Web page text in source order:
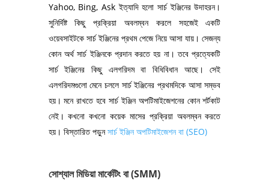
Yahoo, Bing, Ask ইত্যাদি হলো সার্চ ইঞ্জিনের উদাহরন।
সুনির্দিষ্ট কিছু প্রক্রিয়া অবলম্বন করলে সহজেই একটি
ওয়েবসাইটকে সার্চ ইঞ্জিনের প্রথম পেজে নিয়ে আসা যায়। সেজন্য
কোন অর্থ সার্চ ইঞ্জিনকে প্রদান করতে হয় না। তবে প্রত্যেকটি
সার্চ ইঞ্জিনের কিছু এলগরিদম বা বিধিবিধান আছে। সেই
এলগরিদমগুলো মেনে চললে সার্চ ইঞ্জিনের প্রথমদিকে আসা সম্ভব
হয়। মনে রাখতে হবে সার্চ ইঞ্জিন অপটিমাইজেশনের কোন শর্টকাট
নেই। কখনো কখনো কয়েক মাসের প্রক্রিয়া অবলম্বন করতে
হয়। বিস্তারিত পড়ুনসার্চ ইঞ্জিন অপটিমাইজেশন বা (SEO)
সোশ্যাল মিডিয়া মার্কেটিং বা (SMM)